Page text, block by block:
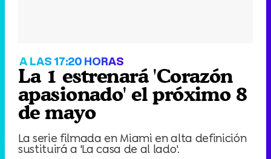
A LAS 17:20 HORAS
La 1 estrenará 'Corazón
apasionado' el próximo 8
de mayo
La serie filmada en Miami en alta definición
sustituirá a 'La casa de al lado'.